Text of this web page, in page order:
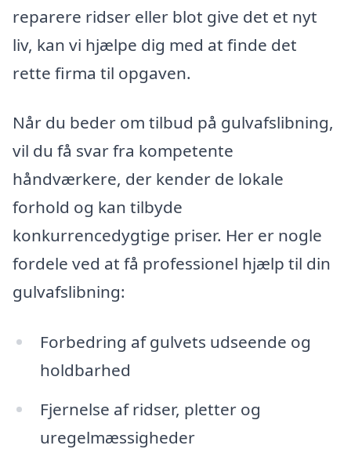
reparere ridser eller blot give det et nyt
liv, kan vi hjælpe dig med at finde det
rette firma til opgaven.
Når du beder om tilbud på gulvafslibning,
vil du få svar fra kompetente
håndværkere, der kender de lokale
forhold og kan tilbyde
konkurrencedygtige priser. Her er nogle
fordele ved at få professionel hjælp til din
gulvafslibning:
Forbedring af gulvets udseende og
holdbarhed
Fjernelse af ridser, pletter og
uregelmæssigheder